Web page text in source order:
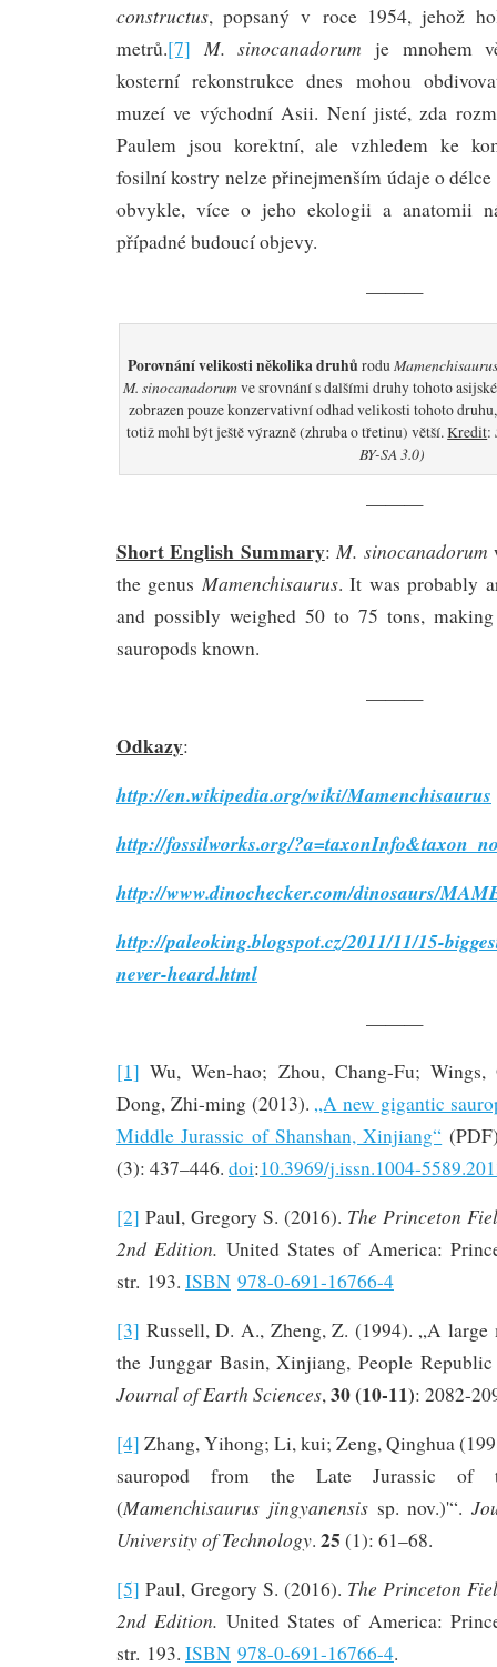
constructus, popsaný v roce 1954, jehož
metrů.[7] M. sinocanadorum je mnohem
kosterní rekonstrukce dnes mohou
muzeí ve východní Asii. Není jisté, zda
Paulem jsou korektní, ale vzhledem ke
fosilní kostry nelze přinejmenším údaje o
obvykle, více o jeho ekologii a anatomii
případné budoucí objevy.
———
Porovnání velikosti několika druhůrodu
M. sinocanadorumve srovnání s dalšími druhy tohoto
zobrazen pouze konzervativní odhad velikosti tohoto
totiž mohl být ještě výrazně (zhruba o třetinu) větší.Kredit:
BY-SA 3.0)
———
Short English Summary: M. sinocanadorum
the genus Mamenchisaurus. It was probably
and possibly weighed 50 to 75 tons,
sauropods known.
———
Odkazy:
http://en.wikipedia.org/wiki/Mamenchisaurus
http://fossilworks.org/
http://www.dinochecker.com/dinosaurs/
http://paleoking.blogspot.cz/2011/11/15-
never-heard.html
———
[1] Wu, Wen-hao; Zhou, Chang-Fu;
Dong, Zhi-ming (2013). „A new gigantic
Middle Jurassic of Shanshan, Xinjiang“
(3): 437–446. doi:10.3969/j.issn.1004-
[2] Paul, Gregory S. (2016). The Princeton
2nd Edition. United States of America:
str. 193. ISBN 978-0-691-16766-4
[3] Russell, D. A., Zheng, Z. (1994). „A large
the Junggar Basin, Xinjiang, People
Journal of Earth Sciences, 30 (10-11): 2082-
[4] Zhang, Yihong; Li, kui; Zeng, Qinghua
sauropod from the Late Jurassic of
(Mamenchisaurus jingyanensissp. nov.)'“.
University of Technology. 25 (1): 61–68.
[5] Paul, Gregory S. (2016). The Princeton
2nd Edition. United States of America:
str. 193. ISBN 978-0-691-16766-4.